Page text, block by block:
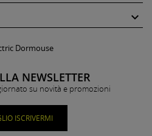

NEWSLETTER
su novità e promozioni
ISCRIVERMI